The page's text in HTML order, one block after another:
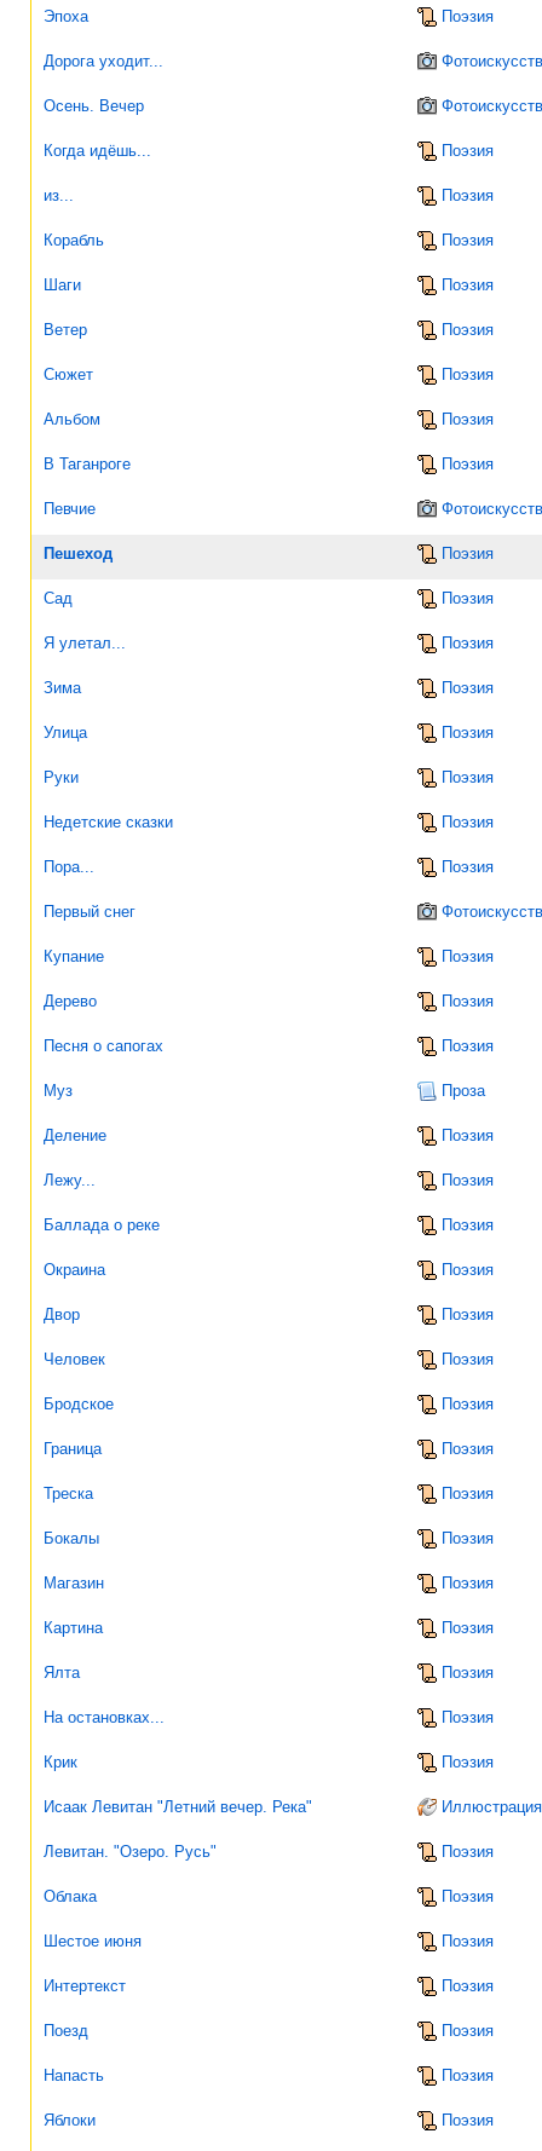
Эпоха Поэзия
Дорога уходит...
Осень. Вечер
Когда идёшь... Поэзия
из... Поэзия
Корабль Поэзия
Шаги Поэзия
Ветер Поэзия
Сюжет Поэзия
Альбом Поэзия
В Таганроге Поэзия
Певчие
Пешеход Поэзия
Сад Поэзия
Я улетал... Поэзия
Зима Поэзия
Улица Поэзия
Руки Поэзия
Недетские сказки Поэзия
Пора... Поэзия
Первый снег
Купание Поэзия
Дерево Поэзия
Песня о сапогах Поэзия
Муз Проза
Деление Поэзия
Лежу... Поэзия
Баллада о реке Поэзия
Окраина Поэзия
Двор Поэзия
Человек Поэзия
Бродское Поэзия
Граница Поэзия
Треска Поэзия
Бокалы Поэзия
Магазин Поэзия
Картина Поэзия
Ялта Поэзия
На остановках... Поэзия
Крик Поэзия
Исаак Левитан "Летний вечер. Река"
Левитан. "Озеро. Русь" Поэзия
Облака Поэзия
Шестое июня Поэзия
Интертекст Поэзия
Поезд Поэзия
Напасть Поэзия
Яблоки Поэзия